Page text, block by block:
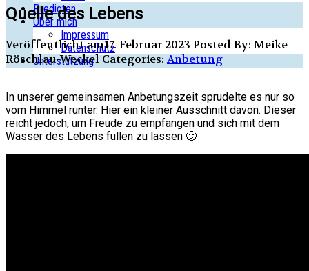
Predigten
Über mich
Impressum
Datenschutz
Unterstützung
Quelle des Lebens
Veröffentlicht am17. Februar 2023 Posted By: Meike
Röschlau-WeckelCategories:Anbetung
In unserer gemeinsamen Anbetungszeit sprudelte es nur so
vom Himmel runter. Hier ein kleiner Ausschnitt davon. Dieser
reicht jedoch, um Freude zu empfangen und sich mit dem
Wasser des Lebens füllen zu lassen 🙂